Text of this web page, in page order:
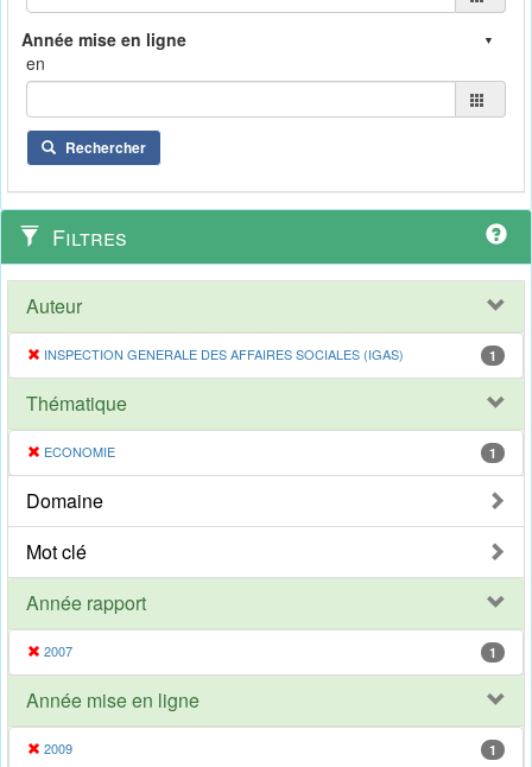
en
Rechercher
Filtres
Auteur
INSPECTION GENERALE DES AFFAIRES SOCIALES (IGAS) 1
Thématique
ECONOMIE 1
Domaine
Mot clé
Année rapport
2007 1
Année mise en ligne
2009 1